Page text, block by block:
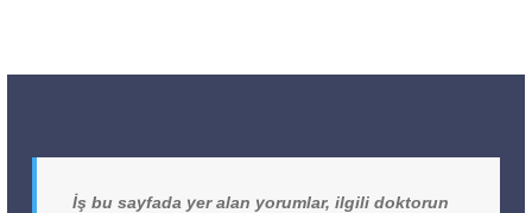
İş bu sayfada yer alan yorumlar, ilgili doktorun